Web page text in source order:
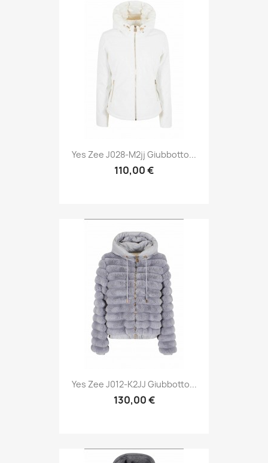
Yes Zee J028-M2jj Giubbotto...
110,00 €
Yes Zee J012-K2JJ Giubbotto...
130,00 €